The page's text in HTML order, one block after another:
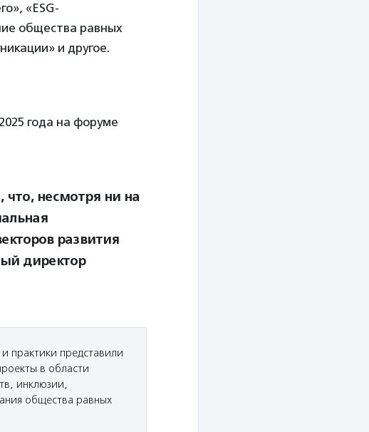
«ESG-
общества равных
и другое.
года на форуме
несмотря ни на
развития
директор
практики представили
в области
инклюзии,
общества равных